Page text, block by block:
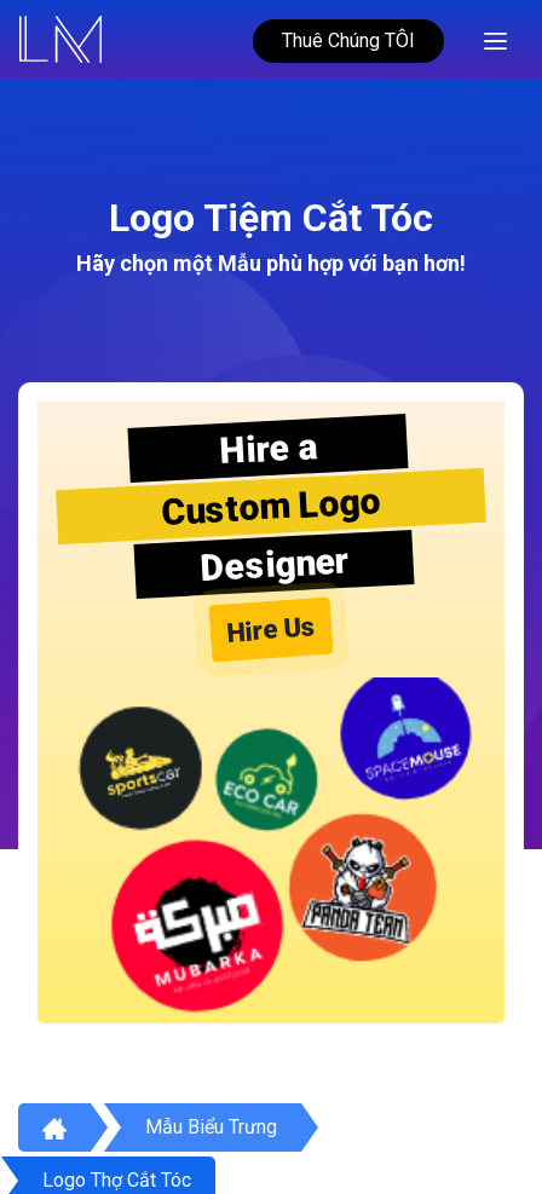
Thuê Chúng TÔI
Logo Tiệm Cắt Tóc
Hãy chọn một Mẫu phù hợp với bạn hơn!
Hire a
Custom Logo
Designer
Hire Us
Mẫu Biểu Trưng
Logo Thợ Cắt Tóc